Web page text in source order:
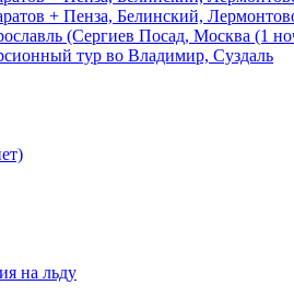
+ Пенза, Белинский,
(Сергиев Посад, Москва (1
тур во Владимир, Суздаль
на льду